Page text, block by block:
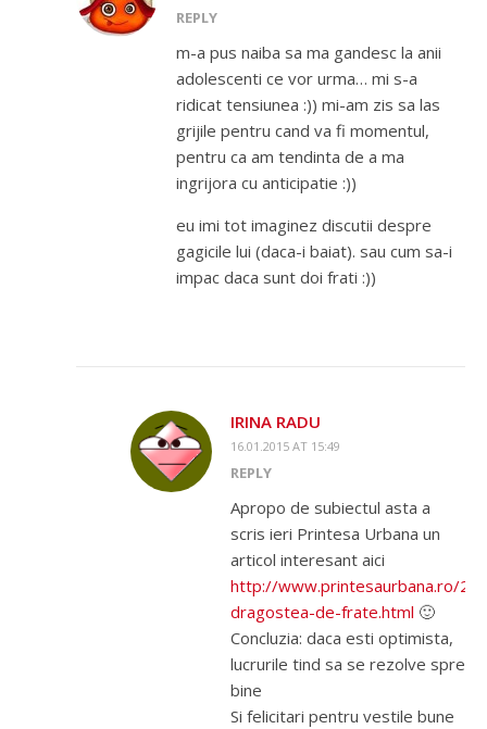
REPLY
m-a pus naiba sa ma gandesc la anii
adolescenti ce vor urma… mi s-a
ridicat tensiunea :)) mi-am zis sa las
grijile pentru cand va fi momentul,
pentru ca am tendinta de a ma
ingrijora cu anticipatie :))
eu imi tot imaginez discutii despre
gagicile lui (daca-i baiat). sau cum sa-i
impac daca sunt doi frati :))
IRINA RADU
16.01.2015 AT 15:49
REPLY
Apropo de subiectul asta a
scris ieri Printesa Urbana un
articol interesant aici
http://www.printesaurbana.ro/
dragostea-de-frate.html 🙂
Concluzia: daca esti optimista,
lucrurile tind sa se rezolve spre
bine
Si felicitari pentru vestile bune